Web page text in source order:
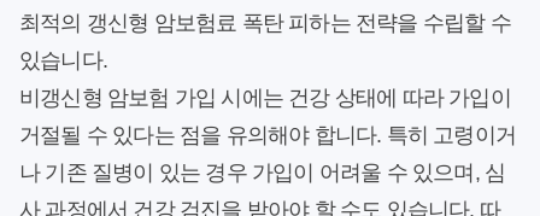
최적의 갱신형 암보험료 폭탄 피하는 전략을 수립할 수
있습니다.
비갱신형 암보험 가입 시에는 건강 상태에 따라 가입이
거절될 수 있다는 점을 유의해야 합니다. 특히 고령이거
나 기존 질병이 있는 경우 가입이 어려울 수 있으며, 심
사 과정에서 건강 검진을 받아야 할 수도 있습니다. 따